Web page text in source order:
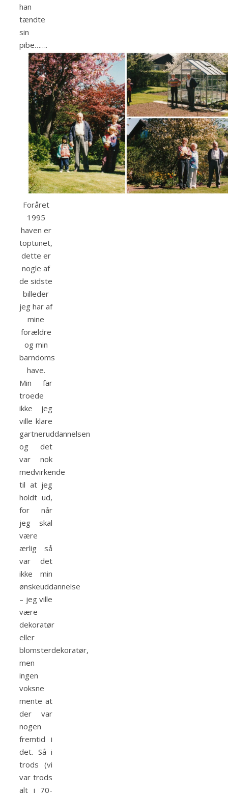
han
tændte
sin
pibe…….
Foråret
1995
haven er
toptunet,
dette er
nogle af
de sidste
billeder
jeg har af
mine
forældre
og min
barndoms
have.
Min far
troede
ikke jeg
ville klare
gartneruddannelsen
og det
var nok
medvirkende
til at jeg
holdt ud,
for når
jeg skal
være
ærlig så
var det
ikke min
ønskeuddannelse
– jeg ville
være
dekoratør
eller
blomsterdekoratør,
men
ingen
voksne
mente at
der var
nogen
fremtid i
det. Så i
trods (vi
var trods
alt i 70-